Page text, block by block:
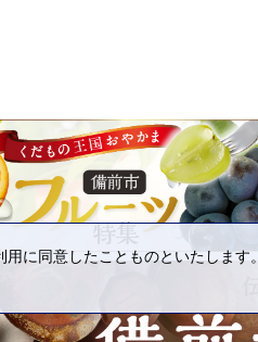
に同意したことものといたします。